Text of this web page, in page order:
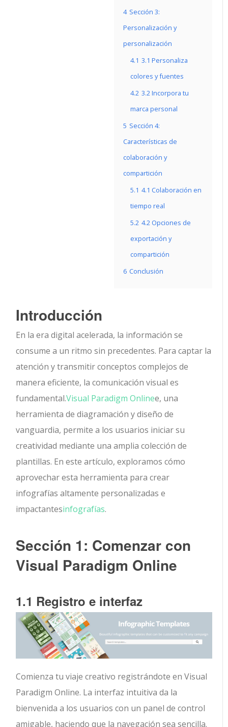
4 Sección 3:
Personalización y
personalización
4.1 3.1 Personaliza
colores y fuentes
4.2 3.2 Incorpora tu
marca personal
5 Sección 4:
Características de
colaboración y
compartición
5.1 4.1 Colaboración en
tiempo real
5.2 4.2 Opciones de
exportación y
compartición
6 Conclusión
Introducción
En la era digital acelerada, la información se
consume a un ritmo sin precedentes. Para captar la
atención y transmitir conceptos complejos de
manera eficiente, la comunicación visual es
fundamental.Visual Paradigm Onlinee, una
herramienta de diagramación y diseño de
vanguardia, permite a los usuarios iniciar su
creatividad mediante una amplia colección de
plantillas. En este artículo, exploramos cómo
aprovechar esta herramienta para crear
infografías altamente personalizadas e
impactantesinfografías.
Sección 1: Comenzar con
Visual Paradigm Online
1.1 Registro e interfaz
Comienza tu viaje creativo registrándote en Visual
Paradigm Online. La interfaz intuitiva da la
bienvenida a los usuarios con un panel de control
amigable, haciendo que la navegación sea sencilla.